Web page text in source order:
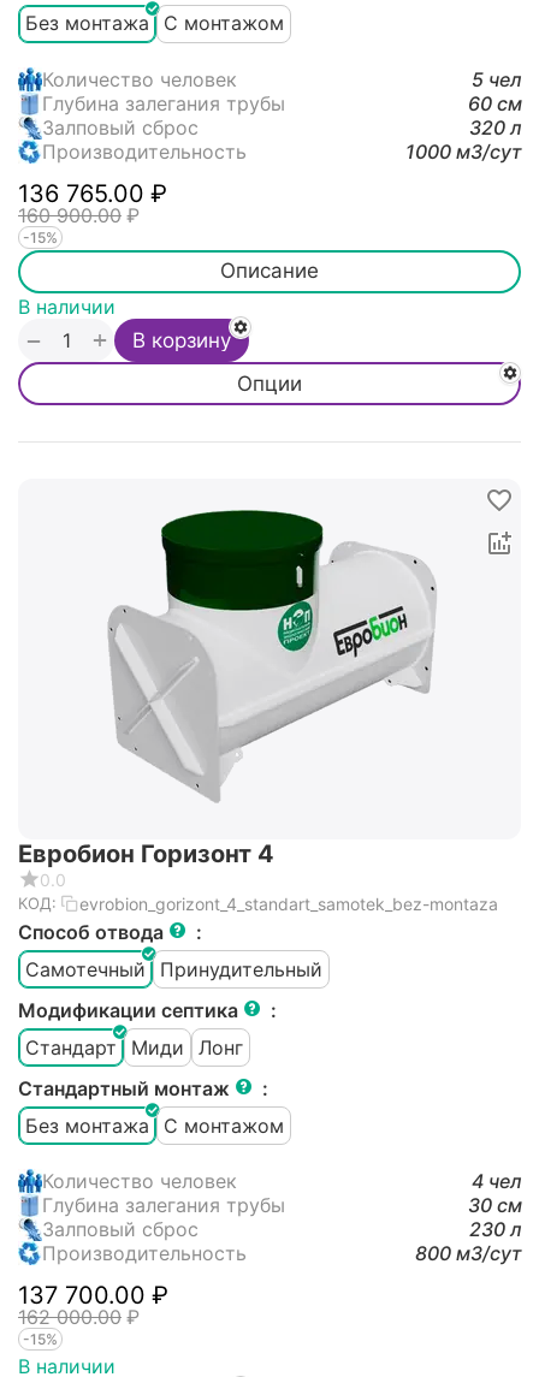
Без монтажа
С монтажом
Количество человек
5 чел
Глубина залегания трубы
60 см
Залповый сброс
320 л
Производительность
1000 м3/cут
136 765.00 ₽
160 900.00 ₽
-15%
Описание
Опции
В наличии
+
− В корзину
Евробион Горизонт 4
0.0
КОД: evrobion_gorizont_4_standart_samotek_bez-montaza
Способ отвода
:
Самотечный
Принудительный
Модификации септика
:
Стандарт
Миди
Лонг
Стандартный монтаж
:
Без монтажа
С монтажом
Количество человек
4 чел
Глубина залегания трубы
30 см
Залповый сброс
230 л
Производительность
800 м3/cут
137 700.00 ₽
162 000.00 ₽
-15%
В наличии